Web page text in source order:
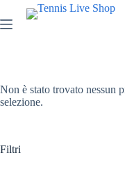
al
contenuto
Non è stato trovato nessun
selezione.
Filtri